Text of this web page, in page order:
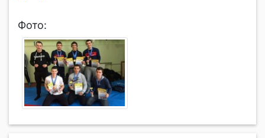
Фото: